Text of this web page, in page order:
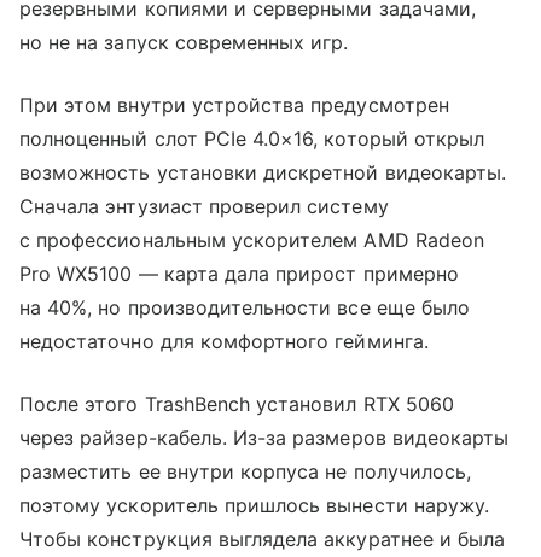
резервными копиями и серверными задачами,
но не на запуск современных игр.
При этом внутри устройства предусмотрен
полноценный слот PCIe 4.0×16, который открыл
возможность установки дискретной видеокарты.
Сначала энтузиаст проверил систему
с профессиональным ускорителем AMD Radeon
Pro WX5100 — карта дала прирост примерно
на 40%, но производительности все еще было
недостаточно для комфортного гейминга.
После этого TrashBench установил RTX 5060
через райзер-кабель. Из-за размеров видеокарты
разместить ее внутри корпуса не получилось,
поэтому ускоритель пришлось вынести наружу.
Чтобы конструкция выглядела аккуратнее и была